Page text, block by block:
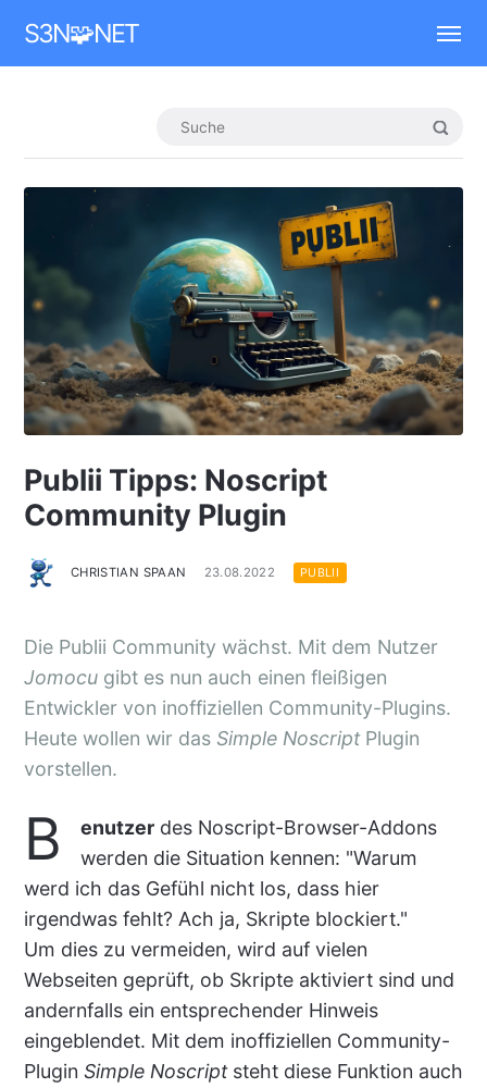
S3N🧩NET
Publii Tipps: Noscript
Community Plugin
CHRISTIAN SPAAN 23.08.2022 PUBLII
Die Publii Community wächst. Mit dem Nutzer
Jomocugibt es nun auch einen fleißigen
Entwickler von inoffiziellen Community-Plugins.
Heute wollen wir das Simple Noscript Plugin
vorstellen.
B enutzerdes Noscript-Browser-Addons
werden die Situation kennen: "Warum
werd ich das Gefühl nicht los, dass hier
irgendwas fehlt? Ach ja, Skripte blockiert."
Um dies zu vermeiden, wird auf vielen
Webseiten geprüft, ob Skripte aktiviert sind und
andernfalls ein entsprechender Hinweis
eingeblendet. Mit dem inoffiziellen Community-
Plugin Simple Noscriptsteht diese Funktion auch